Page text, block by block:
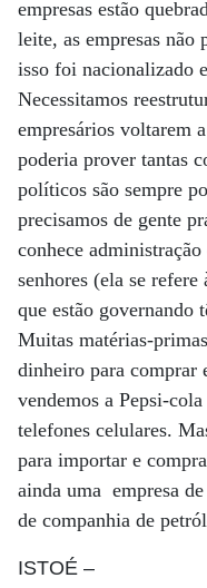
empresas estão
leite, as empresas não
isso foi nacionalizado
Necessitamos
empresários voltarem
poderia prover tantas
políticos são sempre
precisamos de gente
conhece
senhores (ela se
que estão governando
Muitas matérias-
dinheiro para comprar
vendemos a Pepsi-
telefones celulares.
para importar e
ainda uma empresa
de companhia de
ISTOÉ –